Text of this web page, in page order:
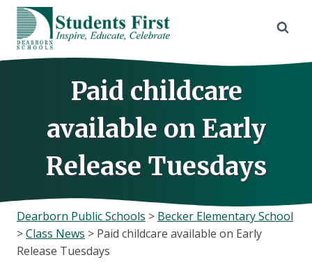
Skip
content
Paid childcare
available on Early
Release Tuesdays
Dearborn Public Schools > Becker Elementary School
>Class News > Paid childcare available on Early
Release Tuesdays